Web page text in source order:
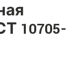
10705-